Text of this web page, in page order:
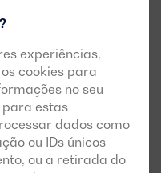
experiências,
cookies para
no seu
para estas
dados como
ou IDs únicos
ou a retirada do
a circulação do ar no
a
inteligente da canópia
requisitos